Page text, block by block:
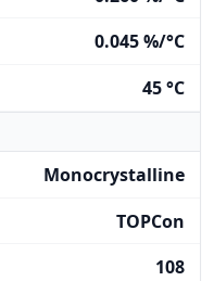
0.045 %/°C
45 °C
Monocrystalline
TOPCon
108